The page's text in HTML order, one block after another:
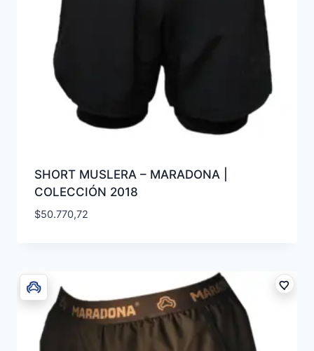
SHORT MUSLERA – MARADONA |
COLECCIÓN 2018
$50.770,72